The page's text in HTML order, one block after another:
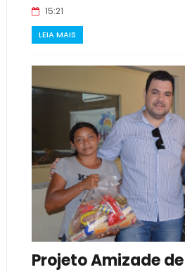
15:21
LEIA MAIS
Projeto Amizade